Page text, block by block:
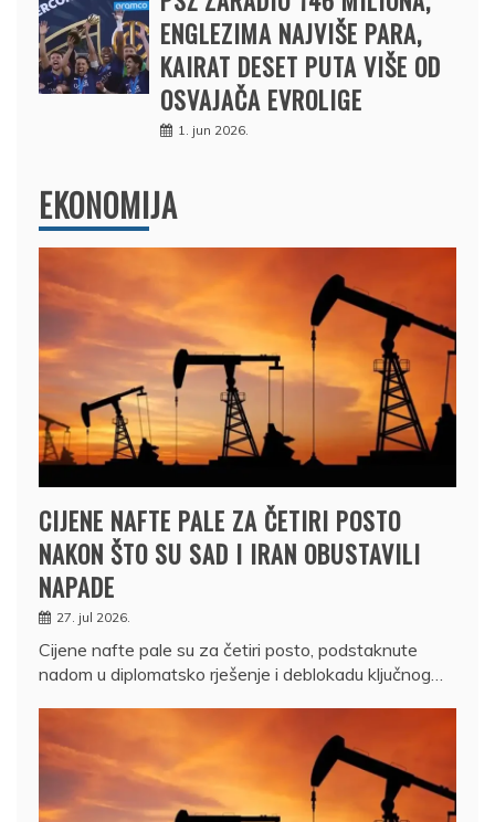
ENGLEZIMA NAJVIŠE PARA,
KAIRAT DESET PUTA VIŠE OD
OSVAJAČA EVROLIGE
1. jun 2026.
EKONOMIJA
CIJENE NAFTE PALE ZA ČETIRI POSTO
NAKON ŠTO SU SAD I IRAN OBUSTAVILI
NAPADE
27. jul 2026.
Cijene nafte pale su za četiri posto, podstaknute
nadom u diplomatsko rješenje i deblokadu ključnog…